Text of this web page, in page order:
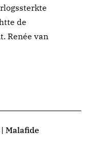
de
Renée van
Malafide